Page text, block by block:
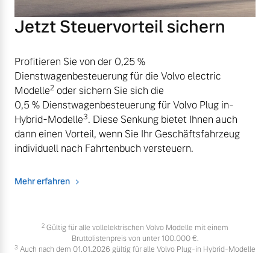
Jetzt Steuervorteil sichern
Profitieren Sie von der 0,25 %
Dienstwagenbesteuerung für die Volvo electric
Modelle2 oder sichern Sie sich die
0,5 % Dienstwagenbesteuerung für Volvo Plug in-
Hybrid-Modelle3. Diese Senkung bietet Ihnen auch
dann einen Vorteil, wenn Sie Ihr Geschäftsfahrzeug
individuell nach Fahrtenbuch versteuern.
Mehr erfahren
2 Gültig für alle vollelektrischen Volvo Modelle mit einem
Bruttolistenpreis von unter 100.000 €.
3 Auch nach dem 01.01.2026 gültig für alle Volvo Plug-in Hybrid-Modelle